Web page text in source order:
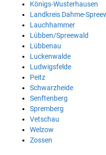
Königs-Wusterhausen
Landkreis Dahme-
Lauchhammer
Lübben/Spreewald
Lübbenau
Luckenwalde
Ludwigsfelde
Peitz
Schwarzheide
Senftenberg
Spremberg
Vetschau
Welzow
Zossen